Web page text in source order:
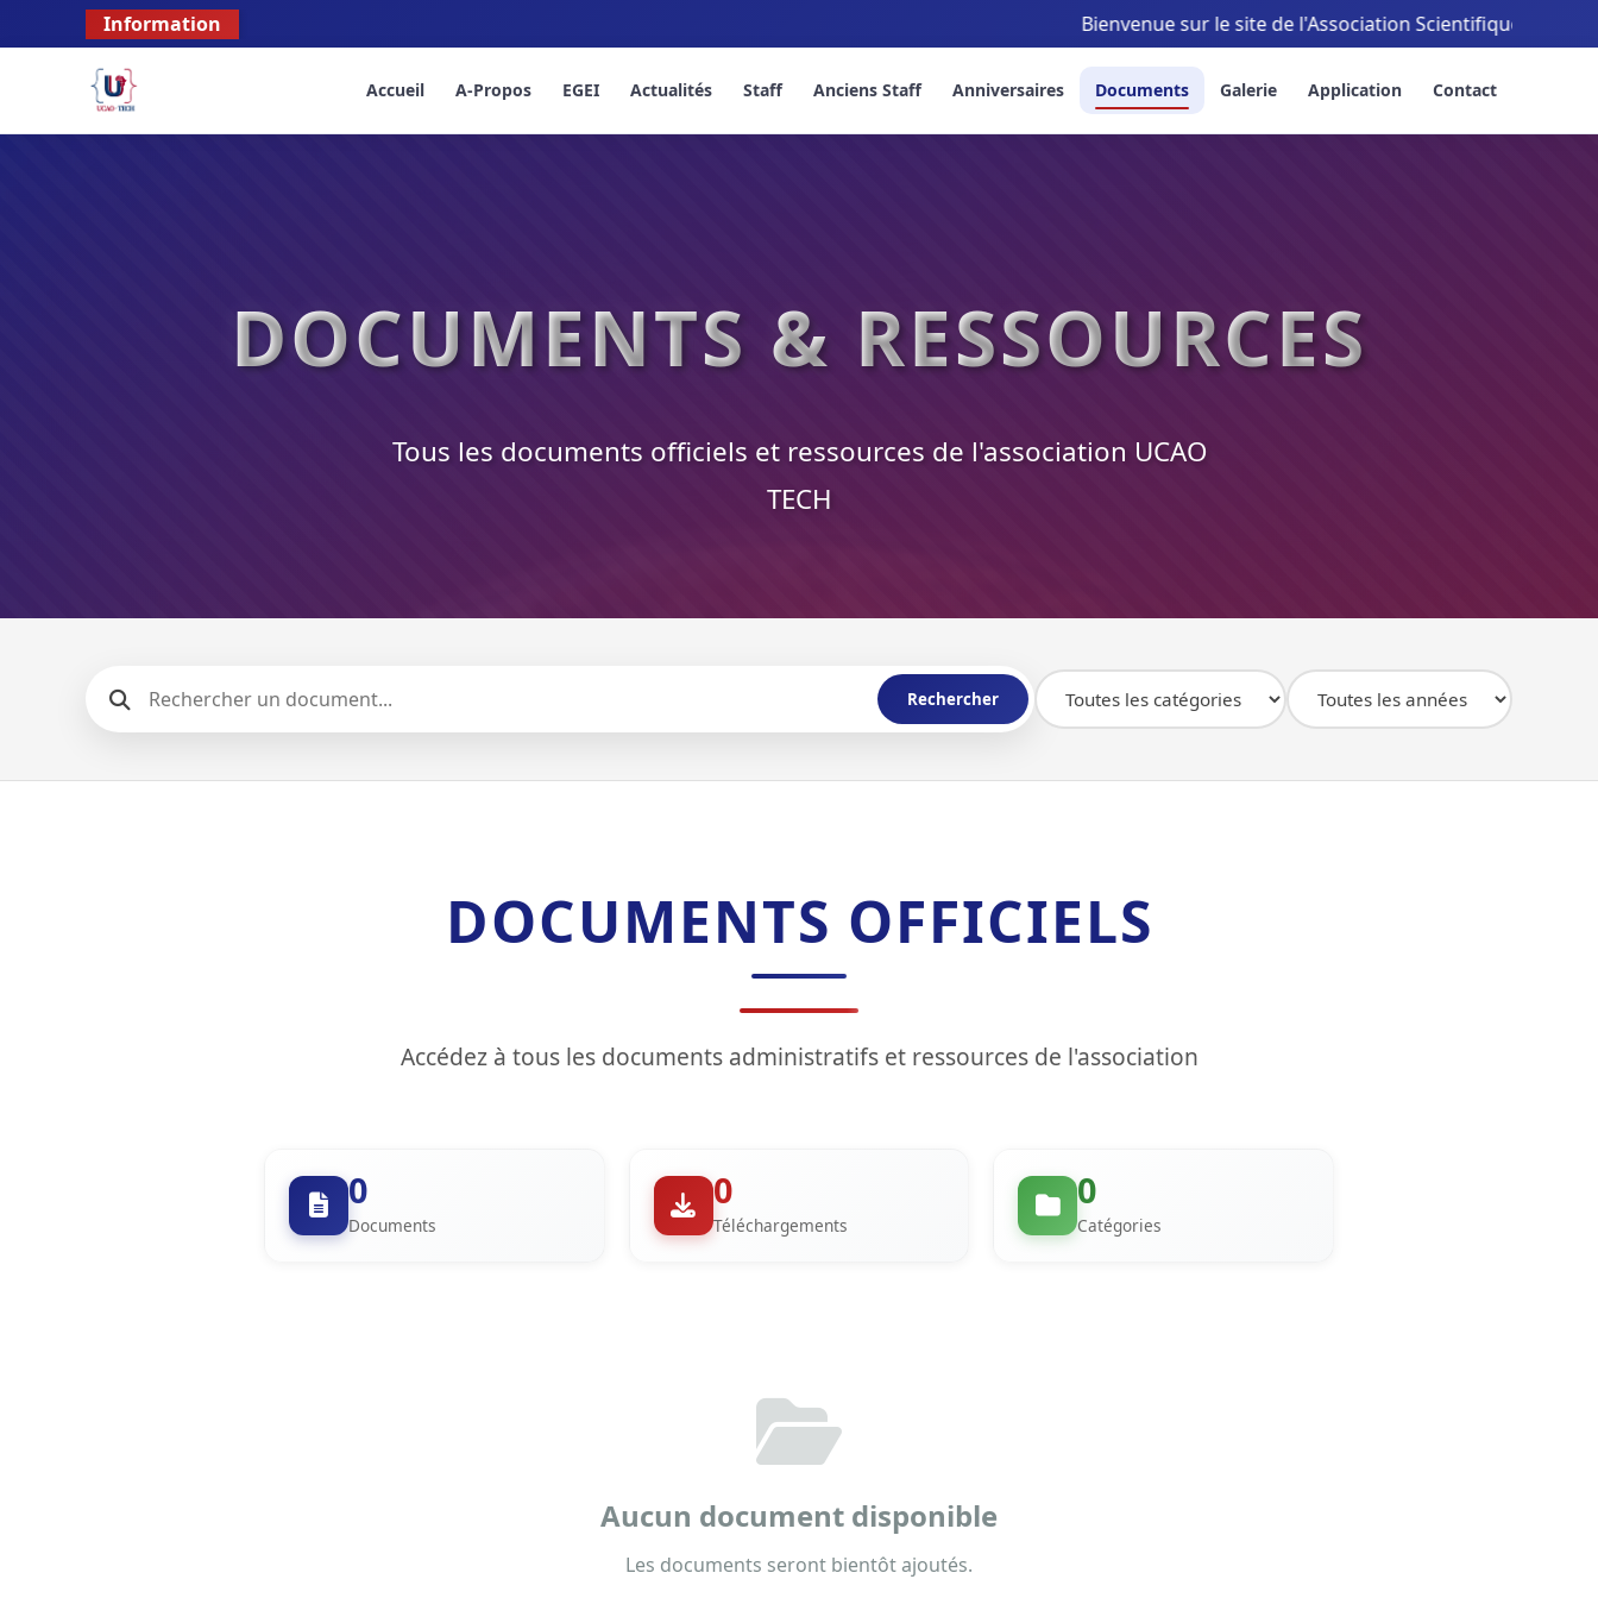
Information Bienvenue sur le site de l'Association Scientifique UCAO-TECH
Accueil A-Propos EGEI Actualités Staff Anciens Staff Anniversaires Documents Galerie Application Contact
DOCUMENTS & RESSOURCES
Tous les documents officiels et ressources de l'association UCAO
TECH
Rechercher
DOCUMENTS OFFICIELS
Accédez à tous les documents administratifs et ressources de l'association
0
Documents
0
Téléchargements
0
Catégories
Aucun document disponible
Les documents seront bientôt ajoutés.